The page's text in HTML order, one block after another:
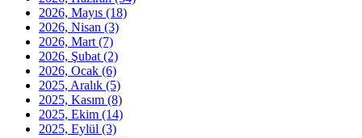
2026, Mayıs (18)
2026, Nisan (3)
2026, Mart (7)
2026, Şubat (2)
2026, Ocak (6)
2025, Aralık (5)
2025, Kasım (8)
2025, Ekim (14)
2025, Eylül (3)